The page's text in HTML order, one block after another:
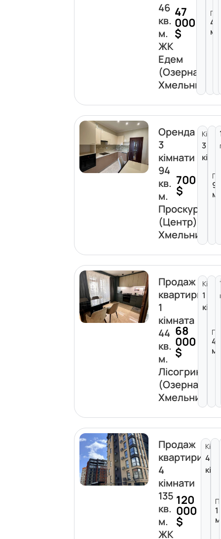
46
кв.
м.
ЖК
Едем
(Озерна)
47
000
$
46
м²
Оренда
3
кімнати
94
кв.
м.
Проскурівська
(Центр)
700
$
Кімнат:
3
94
м²
Продаж
квартири
1
кімната
44
кв.
м.
(Озерна)
68
000
$
1
44
м²
Продаж
квартири
4
кімнати
135
кв.
м.
ЖК
120
000
$
4
м²